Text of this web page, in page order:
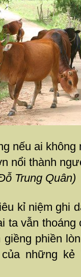
nếu ai không
nổi thành
Trung Quân)
kỉ niệm ghi
ta vẫn thoáng
giềng phiền
những